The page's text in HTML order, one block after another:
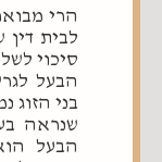
הרי
לבית
סיכוי
הבעל
בני הזוג
שנראה
הבעל